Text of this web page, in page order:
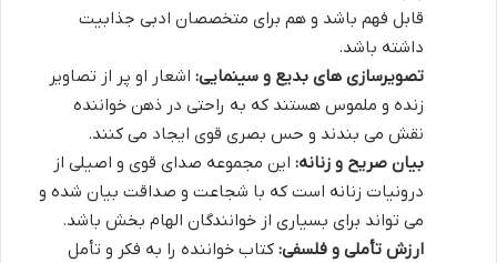
قابل فهم باشد و هم برای متخصصان ادبی جذابیت
داشته باشد.
تصویرسازی های بدیع و سینمایی: اشعار او پر از تصاویر
زنده و ملموس هستند که به راحتی در ذهن خواننده
نقش می بندند و حس بصری قوی ایجاد می کنند.
بیان صریح و زنانه: این مجموعه صدای قوی و اصیلی از
درونیات زنانه است که با شجاعت و صداقت بیان شده و
می تواند برای بسیاری از خوانندگان الهام بخش باشد.
ارزش تأملی و فلسفی: کتاب خواننده را به فکر و تأمل